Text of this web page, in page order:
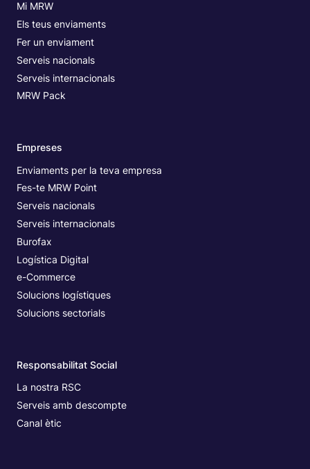
Mi MRW
Els teus enviaments
Fer un enviament
Serveis nacionals
Serveis internacionals
MRW Pack
Empreses
Enviaments per la teva empresa
Fes-te MRW Point
Serveis nacionals
Serveis internacionals
Burofax
Logística Digital
e-Commerce
Solucions logístiques
Solucions sectorials
Responsabilitat Social
La nostra RSC
Serveis amb descompte
Canal ètic